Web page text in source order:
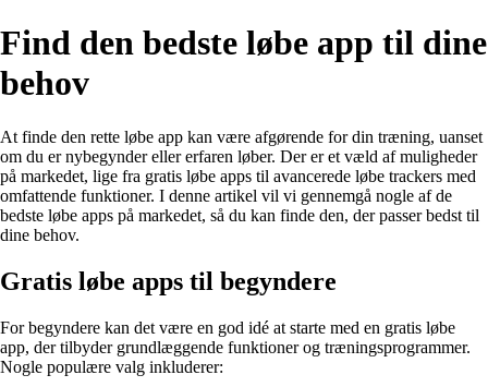
Find den bedste løbe app til dine
behov
At finde den rette løbe app kan være afgørende for din træning, uanset
om du er nybegynder eller erfaren løber. Der er et væld af muligheder
på markedet, lige fra gratis løbe apps til avancerede løbe trackers med
omfattende funktioner. I denne artikel vil vi gennemgå nogle af de
bedste løbe apps på markedet, så du kan finde den, der passer bedst til
dine behov.
Gratis løbe apps til begyndere
For begyndere kan det være en god idé at starte med en gratis løbe
app, der tilbyder grundlæggende funktioner og træningsprogrammer.
Nogle populære valg inkluderer: